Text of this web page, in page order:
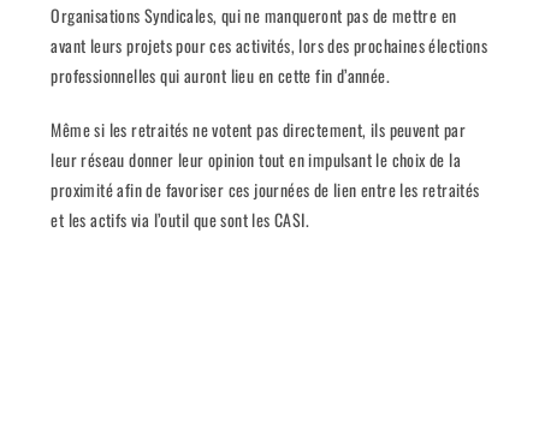
Organisations Syndicales, qui ne manqueront pas de mettre en
avant leurs projets pour ces activités, lors des prochaines élections
professionnelles qui auront lieu en cette fin d’année.
Même si les retraités ne votent pas directement, ils peuvent par
leur réseau donner leur opinion tout en impulsant le choix de la
proximité afin de favoriser ces journées de lien entre les retraités
et les actifs via l’outil que sont les CASI.